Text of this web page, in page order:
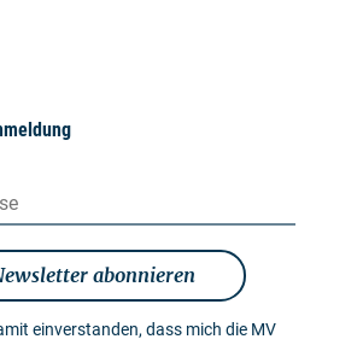
abonnieren
einverstanden, dass mich die MV